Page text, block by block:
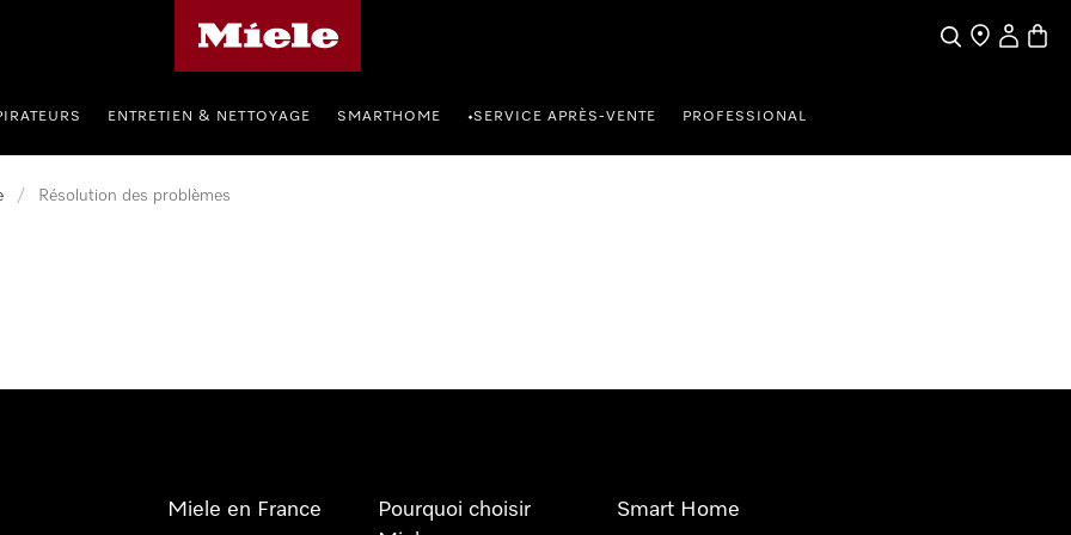
SearchFind a store
My
ENTRETIEN & NETTOYAGE SMARTHOME •SERVICE APRÈS-VENTE PROFESSIONAL
/ Résolution des problèmes
Miele en France
Pourquoi choisir
Smart Home